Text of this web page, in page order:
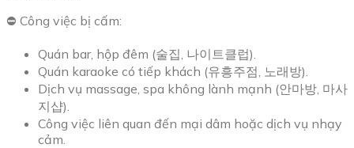
⛔ Công việc bị cấm:
Quán bar, hộp đêm (술집, 나이트클럽).
Quán karaoke có tiếp khách (유흥주점, 노래방).
Dịch vụ massage, spa không lành mạnh (안마방, 마사
지샵).
Công việc liên quan đến mại dâm hoặc dịch vụ nhạy
cảm.